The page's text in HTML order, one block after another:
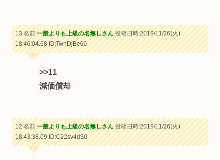
13 名前:一般よりも上級の名無しさん投稿日時:2019/11/26(火)
18:46:04.68ID:TwnDjBe60
>>11
減価償却
12 名前:一般よりも上級の名無しさん投稿日時:2019/11/26(火)
18:43:38.09ID:C22sv4dS0